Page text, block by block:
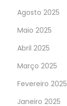
Agosto 2025
Maio 2025
Abril 2025
Março 2025
Fevereiro 2025
Janeiro 2025